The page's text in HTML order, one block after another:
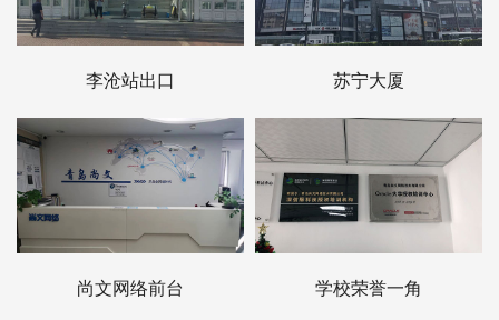
李沧站出口 苏宁大厦
尚文网络前台 学校荣誉一角